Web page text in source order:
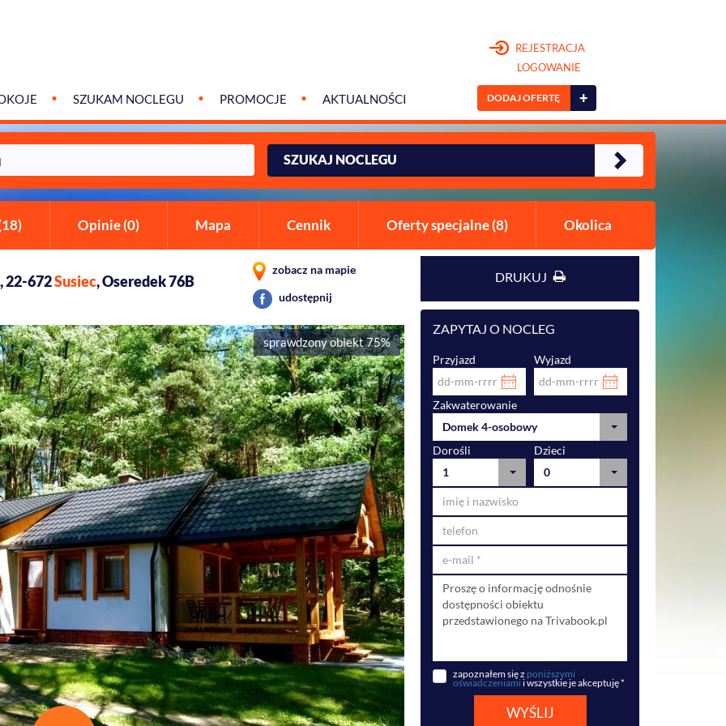
SZUKAM NOCLEGU PROMOCJE AKTUALNOŚCI
REJESTRACJA
LOGOWANIE
DODAJ OFERTĘ +
SZUKAJ NOCLEGU
Opinie (0) Mapa Cennik Oferty specjalne (8) Okolica
22-672Susiec, Oseredek 76B
zobacz na mapie
udostępnij
sprawdzony obiekt 75%
DRUKUJ
ZAPYTAJ O NOCLEG
Przyjazd Wyjazd
Zakwaterowanie
Domek 4-osobowy
Dorośli
1
Dzieci
0
zapoznałem się z poniższymi
oświadczeniami i wszystkie je akceptuję *
WYŚLIJ